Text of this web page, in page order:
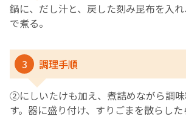
鍋に、だし汁と、戻した刻み昆布を入
で煮る。
3 調理手順
➁にしいたけも加え、煮詰めながら調
す。器に盛り付け、すりごまを散らした